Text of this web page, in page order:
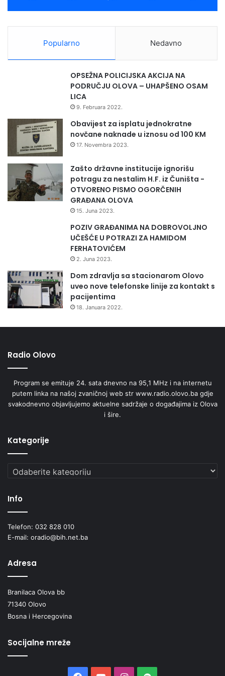
Popularno Nedavno
OPSEŽNA POLICIJSKA AKCIJA NA
PODRUČJU OLOVA – UHAPŠENO OSAM
LICA
9. Februara 2022.
Obavijest za isplatu jednokratne
novčane naknade u iznosu od 100 KM
17. Novembra 2023.
Zašto državne institucije ignorišu
potragu za nestalim H.F. iz Čuništa -
OTVORENO PISMO OGORČENIH
GRAĐANA OLOVA
15. Juna 2023.
POZIV GRAĐANIMA NA DOBROVOLJNO
UČEŠĆE U POTRAZI ZA HAMIDOM
FERHATOVIĆEM
2. Juna 2023.
Dom zdravlja sa stacionarom Olovo
uveo nove telefonske linije za kontakt s
pacijentima
18. Januara 2022.
Radio Olovo
Program se emituje 24. sata dnevno na 95,1 MHz i na internetu
putem linka na našoj zvaničnoj web str www.radio.olovo.ba gdje
svakodnevno objavljujemo aktuelne sadržaje o događajima iz Olova
i šire.
Kategorije
Kategorije
Info
Telefon: 032 828 010
E-mail: oradio@bih.net.ba
Adresa
Branilaca Olova bb
71340 Olovo
Bosna i Hercegovina
Socijalne mreže